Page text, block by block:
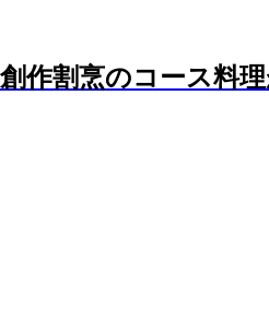
作割烹のコース料